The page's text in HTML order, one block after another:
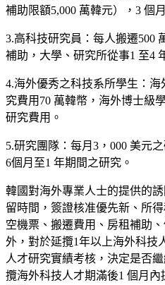
補助限額5,000 萬韓元），3 個
3.高科技研究員：每人搬遷500
補助，大學、研究所從事1 至4
4.海外優秀之科技系所學生：
究費用70 萬韓幣，海外博士級
研究費用。
5.研究團隊：每月3，000 美元
6個月至1 年期間之研究。
韓國對海外專業人士的提供的
留時間，簽證核准優先新、所
空機票、搬遷費用、房租補助
外，對於延攬1年以上海外科技
人才研究實績考核，決定是否
攬海外科技人才期滿後1 個月